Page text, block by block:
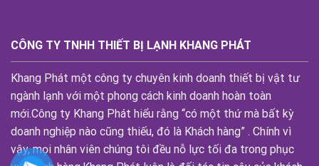
CÔNG TY TNHH THIẾT BỊ LẠNH KHANG PHÁT
Khang Phát một công ty chuyên kinh doanh thiết bị vật tư
ngành lạnh với một phong cách kinh doanh hoàn toàn
mới.Công ty Khang Phát hiểu rằng “có một thứ mà bất kỳ
doanh nghiệp nào cũng thiếu, đó là Khách hàng” . Chính vì
vậy, mọi nhân viên chúng tôi đều nỗ lực tối đa trong phục